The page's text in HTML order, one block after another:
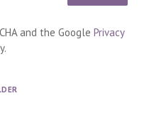
and the Google Privacy